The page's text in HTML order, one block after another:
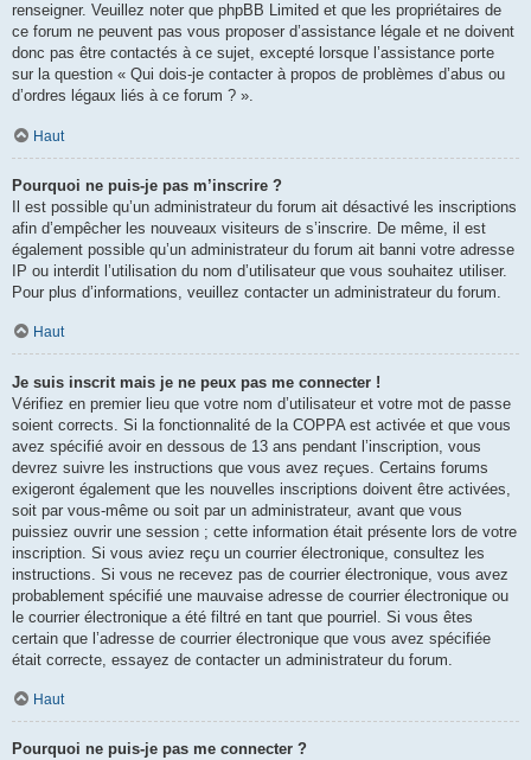
renseigner. Veuillez noter que phpBB Limited et que les propriétaires de
ce forum ne peuvent pas vous proposer d’assistance légale et ne doivent
donc pas être contactés à ce sujet, excepté lorsque l’assistance porte
sur la question « Qui dois-je contacter à propos de problèmes d’abus ou
d’ordres légaux liés à ce forum ? ».
Haut
Pourquoi ne puis-je pas m’inscrire ?
Il est possible qu’un administrateur du forum ait désactivé les inscriptions
afin d’empêcher les nouveaux visiteurs de s’inscrire. De même, il est
également possible qu’un administrateur du forum ait banni votre adresse
IP ou interdit l’utilisation du nom d’utilisateur que vous souhaitez utiliser.
Pour plus d’informations, veuillez contacter un administrateur du forum.
Haut
Je suis inscrit mais je ne peux pas me connecter !
Vérifiez en premier lieu que votre nom d’utilisateur et votre mot de passe
soient corrects. Si la fonctionnalité de la COPPA est activée et que vous
avez spécifié avoir en dessous de 13 ans pendant l’inscription, vous
devrez suivre les instructions que vous avez reçues. Certains forums
exigeront également que les nouvelles inscriptions doivent être activées,
soit par vous-même ou soit par un administrateur, avant que vous
puissiez ouvrir une session ; cette information était présente lors de votre
inscription. Si vous aviez reçu un courrier électronique, consultez les
instructions. Si vous ne recevez pas de courrier électronique, vous avez
probablement spécifié une mauvaise adresse de courrier électronique ou
le courrier électronique a été filtré en tant que pourriel. Si vous êtes
certain que l’adresse de courrier électronique que vous avez spécifiée
était correcte, essayez de contacter un administrateur du forum.
Haut
Pourquoi ne puis-je pas me connecter ?